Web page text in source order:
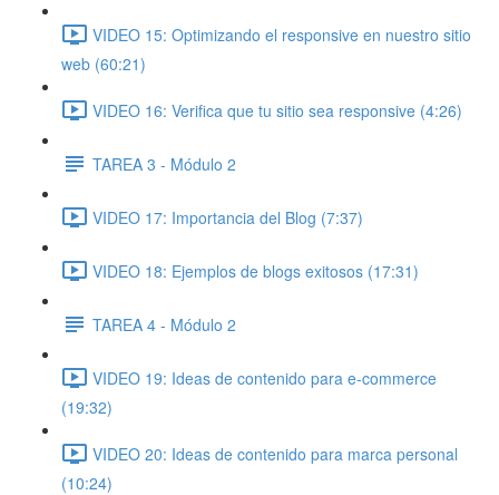
VIDEO 15: Optimizando el responsive en nuestro sitio
web (60:21)
VIDEO 16: Verifica que tu sitio sea responsive (4:26)
TAREA 3 - Módulo 2
VIDEO 17: Importancia del Blog (7:37)
VIDEO 18: Ejemplos de blogs exitosos (17:31)
TAREA 4 - Módulo 2
VIDEO 19: Ideas de contenido para e-commerce
(19:32)
VIDEO 20: Ideas de contenido para marca personal
(10:24)